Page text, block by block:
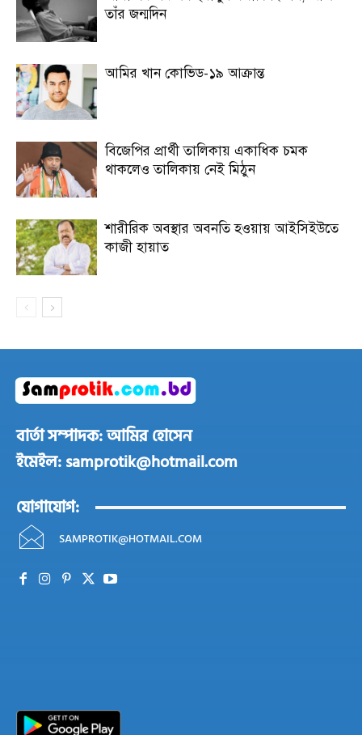
তাঁর জন্মদিন
আমির খান কোভিড-১৯ আক্রান্ত
বিজেপির প্রার্থী তালিকায় একাধিক চমক
থাকলেও তালিকায় নেই মিঠুন
শারীরিক অবস্থার অবনতি হওয়ায় আইসিইউতে
কাজী হায়াত
বার্তা সম্পাদক: আমির হোসেন
ইমেইল: samprotik@hotmail.com
যোগাযোগ:
SAMPROTIK@HOTMAIL.COM